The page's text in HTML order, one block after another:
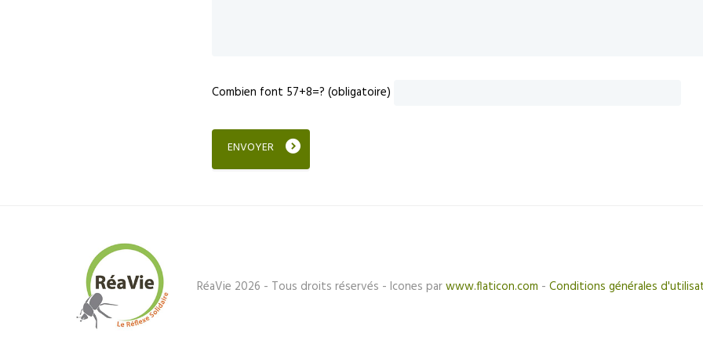
Combien font 57+8=? (obligatoire)
RéaVie 2026 - Tous droits réservés - Icones parwww.flaticon.com - Conditions générales